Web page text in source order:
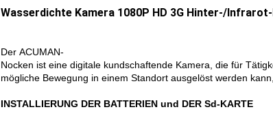
Wasserdichte Kamera 1080P HD 3G Hinter-/
Der ACUMAN-
Nocken ist eine digitale kundschaftende Kamera, die für
mögliche Bewegung in einem Standort ausgelöst werden
INSTALLIERUNG DER BATTERIEN und DER Sd-KARTE